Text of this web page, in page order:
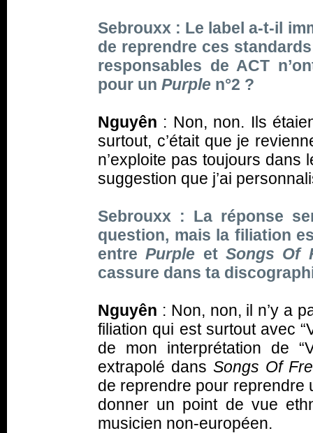
Sebrouxx : Le label a-t-il
de reprendre ces
responsables de ACT
pour un Purple n°2 ?
Nguyên : Non, non. Ils
surtout, c’était que je
n’exploite pas toujours dans
suggestion que j’ai
Sebrouxx : La réponse
question, mais la filiation
entrePurple et Songs Of
cassure dans ta
Nguyên : Non, non, il n’y a
filiation qui est surtout avec
de mon interprétation de
extrapolé dansSongs Of
de reprendre pour reprendre
donner un point de vue
musicien non-européen.